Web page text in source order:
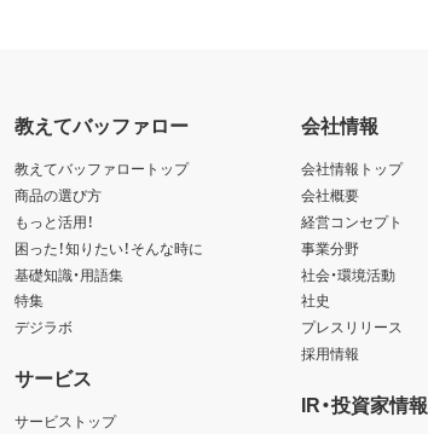
教えてバッファロー
教えてバッファロートップ
商品の選び方
もっと活用！
困った！知りたい！そんな時に
基礎知識・用語集
特集
デジラボ
サービス
サービストップ
会社情報
会社情報トップ
会社概要
経営コンセプト
事業分野
社会・環境活動
社史
プレスリリース
採用情報
IR・投資家情報